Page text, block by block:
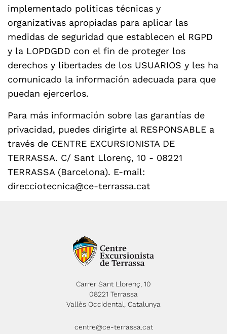
implementado políticas técnicas y
organizativas apropiadas para aplicar las
medidas de seguridad que establecen el RGPD
y la LOPDGDD con el fin de proteger los
derechos y libertades de los USUARIOS y les ha
comunicado la información adecuada para que
puedan ejercerlos.
Para más información sobre las garantías de
privacidad, puedes dirigirte al RESPONSABLE a
través de CENTRE EXCURSIONISTA DE
TERRASSA. C/ Sant Llorenç, 10 - 08221
TERRASSA (Barcelona). E-mail:
direcciotecnica@ce-terrassa.cat
Carrer Sant Llorenç, 10
08221 Terrassa
Vallès Occidental, Catalunya
centre@ce-terrassa.cat